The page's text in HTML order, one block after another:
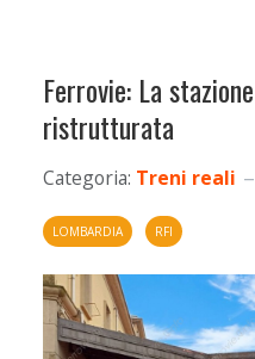
Ferrovie: La
ristrutturata
Categoria: Treni reali
LOMBARDIA RFI